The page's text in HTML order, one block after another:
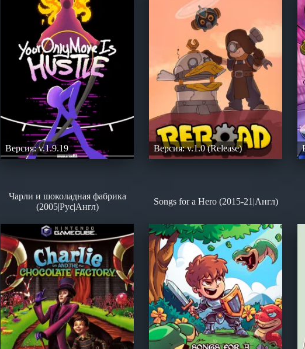
Версия: v.1.9.19 Версия: v.1.0 (Release)
Чарли и шоколадная фабрика
(2005|Рус|Англ)
Songs for a Hero (2015-21|Англ)